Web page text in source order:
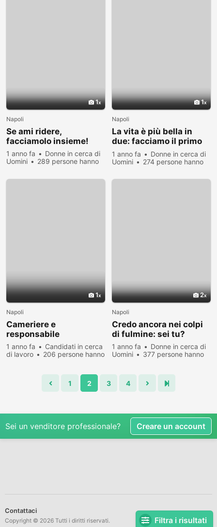
Filtra i risultati
1
Napoli
Se ami ridere,
facciamolo insieme!
1 anno fa
Donne in cerca di
Uomini
289 persone hanno
1
Napoli
La vita è più bella in
due: facciamo il primo
passo
1 anno fa
Donne in cerca di
Uomini
274 persone hanno
1
Napoli
Cameriere e
responsabile
1 anno fa
Candidati in cerca
di lavoro
206 persone hanno
2
Napoli
Credo ancora nei colpi
di fulmine: sei tu?
1 anno fa
Donne in cerca di
Uomini
377 persone hanno
1 2 3 4
Sei un venditore professionale? Creare un account
Contattaci
Copyright © 2026 Tutti i diritti riservati.